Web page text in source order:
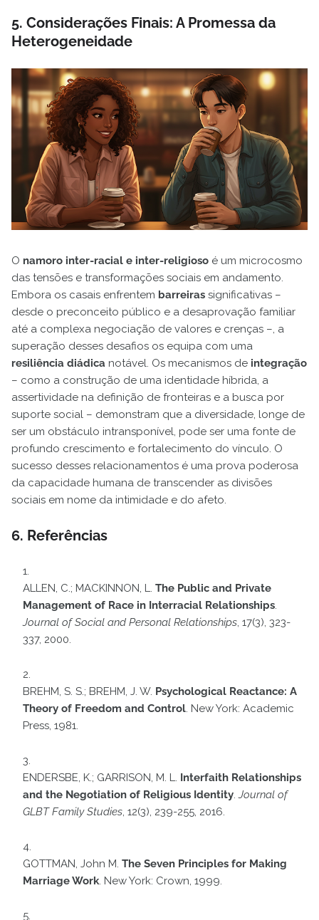
5. Considerações Finais: A Promessa da
Heterogeneidade
O namoro inter-racial e inter-religioso é um microcosmo
das tensões e transformações sociais em andamento.
Embora os casais enfrentem barreiras significativas –
desde o preconceito público e a desaprovação familiar
até a complexa negociação de valores e crenças –, a
superação desses desafios os equipa com uma
resiliência diádica notável. Os mecanismos de integração
– como a construção de uma identidade híbrida, a
assertividade na definição de fronteiras e a busca por
suporte social – demonstram que a diversidade, longe de
ser um obstáculo intransponível, pode ser uma fonte de
profundo crescimento e fortalecimento do vínculo. O
sucesso desses relacionamentos é uma prova poderosa
da capacidade humana de transcender as divisões
sociais em nome da intimidade e do afeto.
6. Referências
ALLEN, C.; MACKINNON, L. The Public and Private
Management of Race in Interracial Relationships
Journal of Social and Personal Relationships , 17(3), 323-
337, 2000.
BREHM, S. S.; BREHM, J. W. Psychological Reactance: A
Theory of Freedom and Control . New York: Academic
Press, 1981.
ENDERSBE, K.; GARRISON, M. L. Interfaith Relationships
and the Negotiation of Religious Identity Journal of
GLBT Family Studies , 12(3), 239-255, 2016.
GOTTMAN, John M. The Seven Principles for Making
Marriage Work . New York: Crown, 1999.